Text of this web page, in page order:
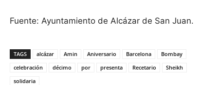
Fuente: Ayuntamiento de Alcázar de San Juan.
TAGS alcázar Amin Aniversario Barcelona
Bombay
celebración
décimo por presenta Recetario
Sheikh
solidaria